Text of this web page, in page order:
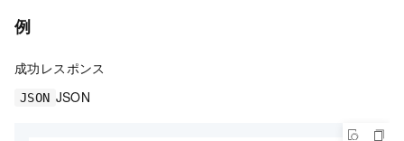
例
成功レスポンス
JSON JSON